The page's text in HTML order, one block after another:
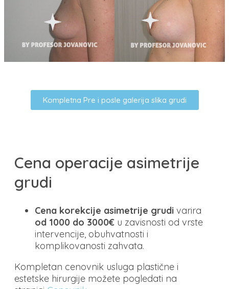
Kompletna Pre i posle galerija slika grudi
Cena operacije asimetrije
grudi
Cena korekcije asimetrije grudi varira
od 1000 do 3000€ u zavisnosti od vrste
intervencije, obuhvatnosti i
komplikovanosti zahvata.
Kompletan cenovnik usluga plastične i
estetske hirurgije možete pogledati na